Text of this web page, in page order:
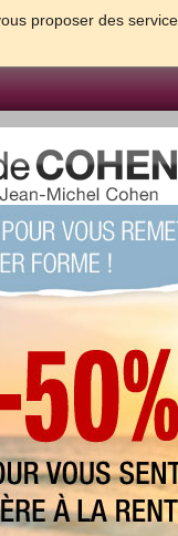
proposer des
TESTS GROSSESSE
et être